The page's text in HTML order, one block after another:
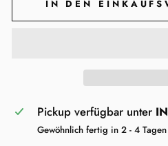
IN DEN
Pickup verfügbar unter
Gewöhnlich fertig in 2 - 4 Tagen